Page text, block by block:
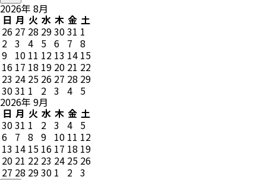
2026年 8月
日 月 火 水 木 金 土
26 27 28 293031 1
2 3 4 5 6 7 8
9 10 11 12 13 14 15
16 17 18 19 20 21 22
23 24 25 26 27 28 29
3031 1 2 3 4 5
2026年 9月
日 月 火 水 木 金 土
3031 1 2 3 4 5
6 7 8 9 10 11 12
13 14 15 16 17 18 19
20 21 22 23 24 25 26
27 28 2930 1 2 3